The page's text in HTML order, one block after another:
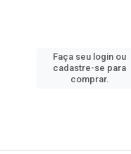
Faça seu login ou
cadastre-se para
comprar.